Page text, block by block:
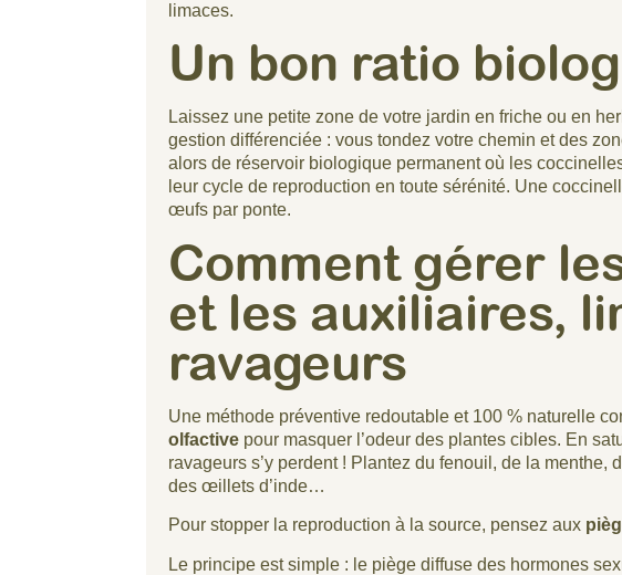
limaces.
Un bon ratio
Laissez une petite zone de votre jardin en friche ou en
gestion différenciée : vous tondez votre chemin et des
alors de réservoir biologique permanent où les
leur cycle de reproduction en toute sérénité. Une
œufs par ponte.
Comment gérer
et les auxiliaires,
ravageurs
Une méthode préventive redoutable et 100 % naturelle
olfactive pour masquer l’odeur des plantes cibles. En
ravageurs s’y perdent ! Plantez du fenouil, de la menthe,
des œillets d’inde…
Pour stopper la reproduction à la source, pensez aux
Le principe est simple : le piège diffuse des hormones